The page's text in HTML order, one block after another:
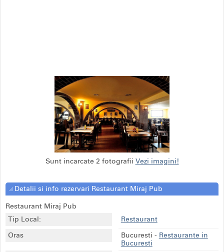
Sunt incarcate 2 fotografii Vezi imagini!
Detalii si info rezervari Restaurant Miraj Pub
Restaurant Miraj Pub
Tip Local:
Restaurant
Oras
Bucuresti - Restaurante in
Bucuresti